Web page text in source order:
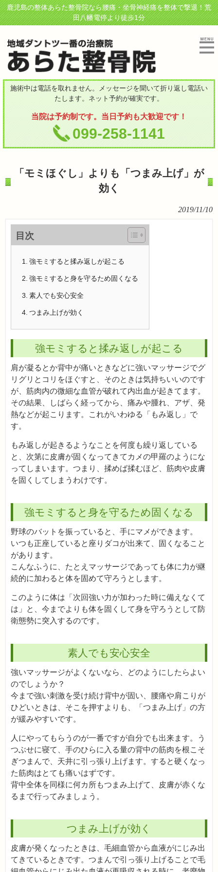
鹿児島の整体あらた整骨院なら腰痛・坐骨神経痛を整体で撃退！荒
田八幡電停より徒歩1分
施術中は電話を取れません。メッセージを聞いて折り返し電話い
たします。ネット予約が確実です。
当院は予約制です。当日予約も大歓迎です！
099-258-1141
「モミほぐし」よりも「つまみ上げ」が
効く
2019/11/10
目次
強モミすると揉み返しが起こる
強モミすると身を守るため固くなる
素人でも安心安全
つまみ上げが効く
強モミすると揉み返しが起こる
肩が凝るとか背中が痛いときなどに強いマッサージでグ
リグリとコリをほぐすと、そのときは気持ちいいのです
が、筋肉内の微細な血管が破れて内出血が起きてます。
その結果、しばらく経ってから、痛みや腫れ、アザ、発
熱などが起こります。これがいわゆる「もみ返し」で
す。
もみ返しが起きるようなことを何度も繰り返している
と、次第に皮膚が固くなってきてカメの甲羅のようにな
ってしまいます。つまり、揉めば揉むほど、筋肉や皮膚
を固くしてしまうわけです。
強モミすると身を守るため固くなる
野球のバットを振っていると、手にマメができます。
いつも正座していると座りダコが出来て、固くなること
があります。
こんなふうに、たとえマッサージであっても体に力が継
続的に加わると体を固めて守ろうとします。
このように体は「次回強い力が加わった時に備えなくて
は」と、今までよりも体を固くして身を守ろうとして防
衛態勢に突入するのです。
素人でも安心安全
強いマッサージがよくないなら、どのようにしたらよい
のでしょうか？
今まで強い刺激を受け続け背中が固い、腰痛や肩こりが
ひどいときは、そこを押すよりも、「つまみ上げ」の方
が緩みやすいです。
人にやってもらうのが一番ですが自分でも出来ます。う
つぶせに寝て、手のひらに入る量の背中の筋肉を根こそ
ぎつまんで、天井に引っ張り上げます。すると硬くなっ
た筋肉はとても痛いはずです。
背中全体を同様に何カ所もつまみ上げて、皮膚が赤くな
るまで行ってみましょう。
つまみ上げが効く
皮膚が発くなったときは、毛細血管から血液がにじみ出
てきているときです。つまんで引っ張り上げることで毛